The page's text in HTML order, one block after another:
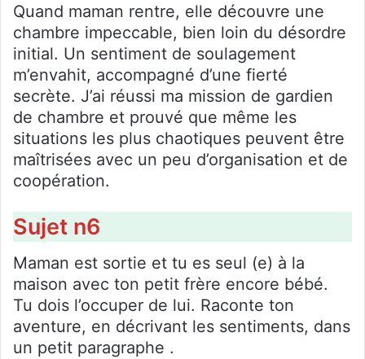
Quand maman rentre, elle découvre une
chambre impeccable, bien loin du désordre
initial. Un sentiment de soulagement
m’envahit, accompagné d’une fierté
secrète. J’ai réussi ma mission de gardien
de chambre et prouvé que même les
situations les plus chaotiques peuvent être
maîtrisées avec un peu d’organisation et de
coopération.
Sujet n6
Maman est sortie et tu es seul (e) à la
maison avec ton petit frère encore bébé.
Tu dois l’occuper de lui. Raconte ton
aventure, en décrivant les sentiments, dans
un petit paragraphe .